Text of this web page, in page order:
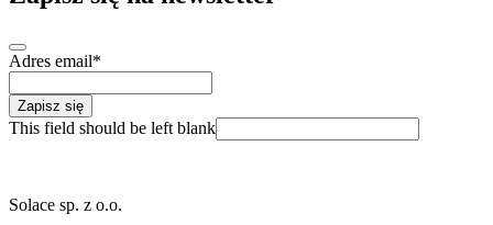
Adres email*
Zapisz się
This field should be left blank
Solace sp. z o.o.